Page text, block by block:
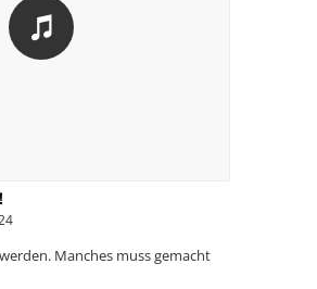
Manches muss gemacht